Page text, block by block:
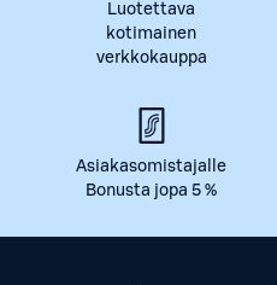
Luotettava
kotimainen
verkkokauppa
Asiakasomistajalle
Bonusta jopa 5 %